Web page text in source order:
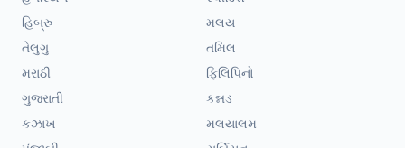
હિબ્રુ
મલય
તેલુગુ
તમિલ
મરાઠી
ફિલિપિનો
ગુજરાતી
કન્નડ
કઝાખ
મલયાલમ